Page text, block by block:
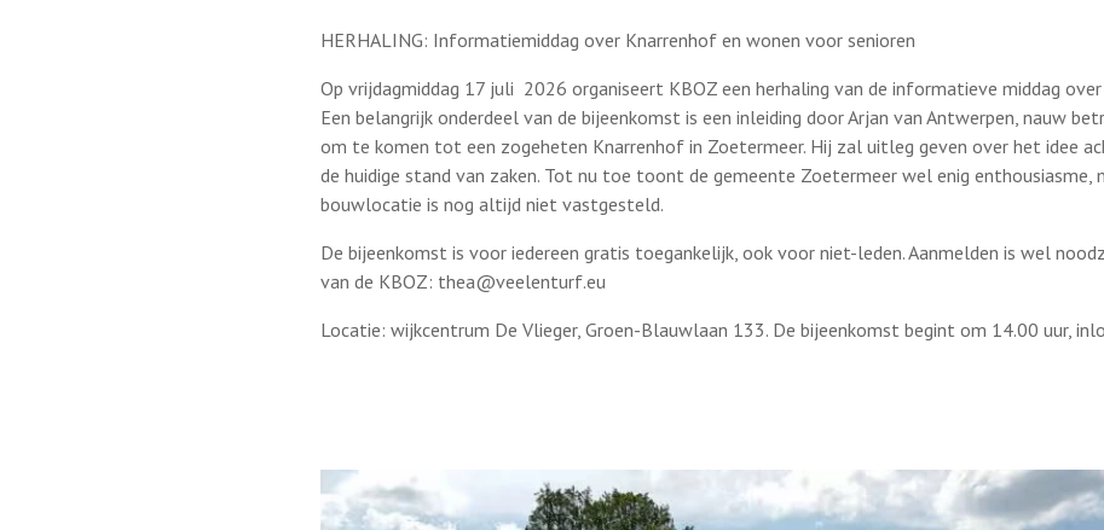
HERHALING: Informatiemiddag over Knarrenhof en wonen voor senioren
Op vrijdagmiddag 17 juli 2026 organiseert KBOZ een herhaling van de informatieve middag
Een belangrijk onderdeel van de bijeenkomst is een inleiding door Arjan van Antwerpen, nauw
om te komen tot een zogeheten Knarrenhof in Zoetermeer. Hij zal uitleg geven over het idee
de huidige stand van zaken. Tot nu toe toont de gemeente Zoetermeer wel enig enthousiasme,
bouwlocatie is nog altijd niet vastgesteld.
De bijeenkomst is voor iedereen gratis toegankelijk, ook voor niet-leden. Aanmelden is wel
van de KBOZ: thea@veelenturf.eu
Locatie: wijkcentrum De Vlieger, Groen-Blauwlaan 133. De bijeenkomst begint om 14.00 uur,